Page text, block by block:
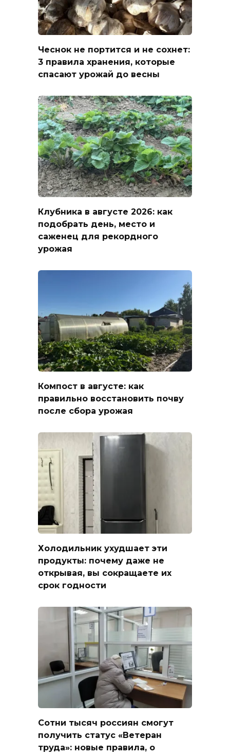
Чеснок не портится и не сохнет:
3 правила хранения, которые
спасают урожай до весны
Клубника в августе 2026: как
подобрать день, место и
саженец для рекордного
урожая
Компост в августе: как
правильно восстановить почву
после сбора урожая
Холодильник ухудшает эти
продукты: почему даже не
открывая, вы сокращаете их
срок годности
Сотни тысяч россиян смогут
получить статус «Ветеран
труда»: новые правила, о